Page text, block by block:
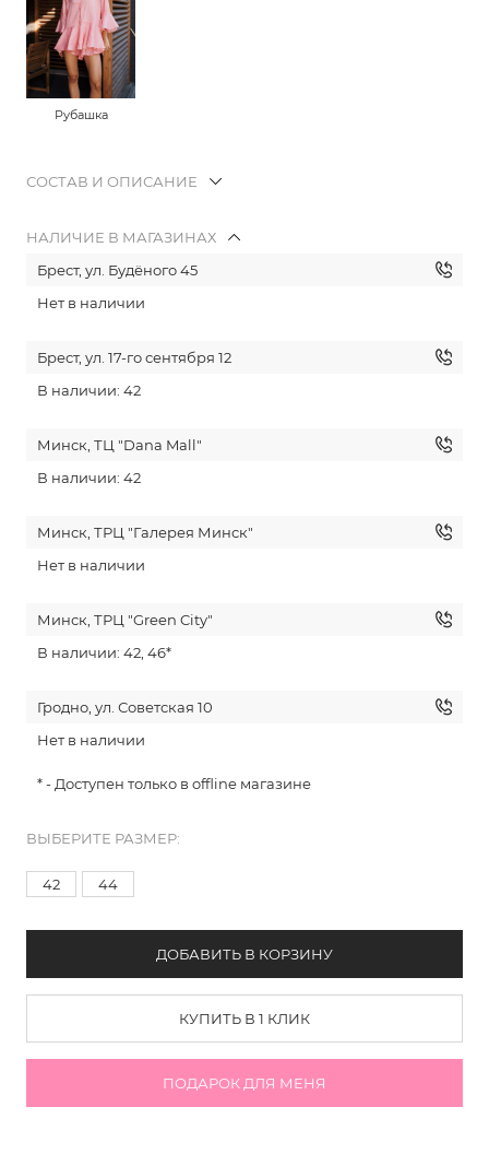
Рубашка
СОСТАВ И ОПИСАНИЕ
НАЛИЧИЕ В МАГАЗИНАХ
Брест, ул. Будёного 45
Нет в наличии
Брест, ул. 17-го сентября 12
В наличии: 42
Минск, ТЦ "Dana Mall"
В наличии: 42
Минск, ТРЦ "Галерея Минск"
Нет в наличии
Минск, ТРЦ "Green City"
В наличии: 42, 46*
Гродно, ул. Советская 10
Нет в наличии
* - Доступен только в offline магазине
ВЫБЕРИТЕ РАЗМЕР:
42 44
ДОБАВИТЬ В КОРЗИНУ
КУПИТЬ В 1 КЛИК
ПОДАРОК ДЛЯ МЕНЯ